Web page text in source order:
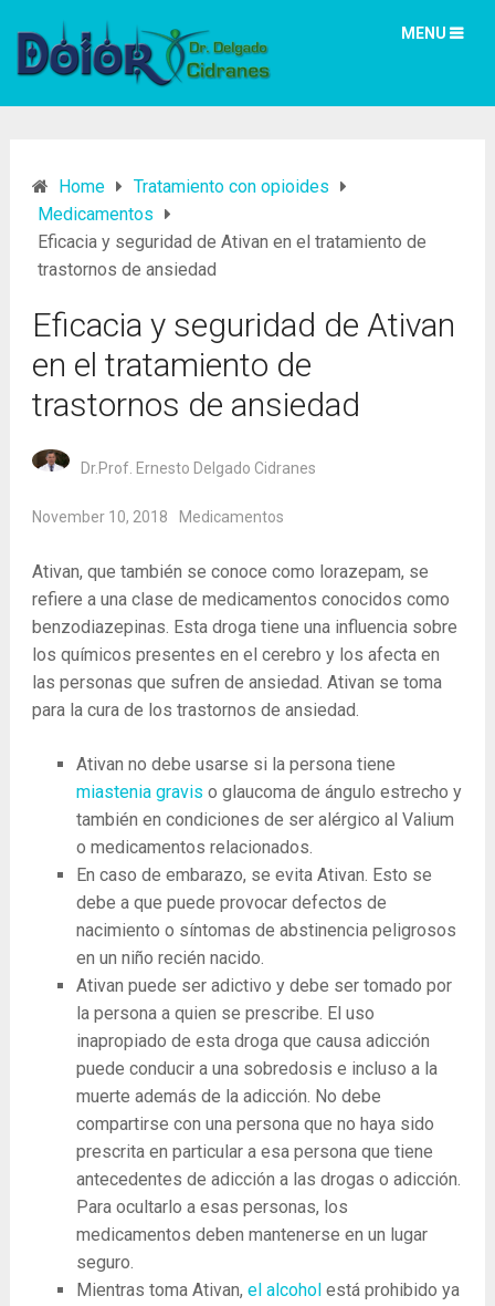
MENU
Home
Tratamiento con opioides
Medicamentos
Eficacia y seguridad de Ativan en el tratamiento de
trastornos de ansiedad
Eficacia y seguridad de Ativan
en el tratamiento de
trastornos de ansiedad
Dr.Prof. Ernesto Delgado Cidranes
November 10, 2018 Medicamentos
Ativan, que también se conoce como lorazepam, se
refiere a una clase de medicamentos conocidos como
benzodiazepinas. Esta droga tiene una influencia sobre
los químicos presentes en el cerebro y los afecta en
las personas que sufren de ansiedad. Ativan se toma
para la cura de los trastornos de ansiedad.
Ativan no debe usarse si la persona tiene
miastenia gravis o glaucoma de ángulo estrecho y
también en condiciones de ser alérgico al Valium
o medicamentos relacionados.
En caso de embarazo, se evita Ativan. Esto se
debe a que puede provocar defectos de
nacimiento o síntomas de abstinencia peligrosos
en un niño recién nacido.
Ativan puede ser adictivo y debe ser tomado por
la persona a quien se prescribe. El uso
inapropiado de esta droga que causa adicción
puede conducir a una sobredosis e incluso a la
muerte además de la adicción. No debe
compartirse con una persona que no haya sido
prescrita en particular a esa persona que tiene
antecedentes de adicción a las drogas o adicción.
Para ocultarlo a esas personas, los
medicamentos deben mantenerse en un lugar
seguro.
Mientras toma Ativan, el alcohol está prohibido ya